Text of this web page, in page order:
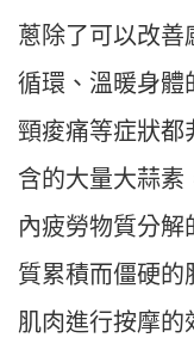
蔥除了可以改善
循環、溫暖身體
頸痠痛等症狀都
含的大量大蒜素
內疲勞物質分解
質累積而僵硬的
肌肉進行按摩的